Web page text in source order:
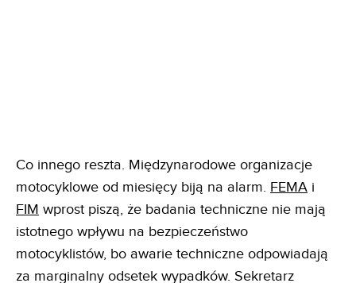
Co innego reszta. Międzynarodowe organizacje
motocyklowe od miesięcy biją na alarm. FEMA i
FIM wprost piszą, że badania techniczne nie mają
istotnego wpływu na bezpieczeństwo
motocyklistów, bo awarie techniczne odpowiadają
za marginalny odsetek wypadków. Sekretarz